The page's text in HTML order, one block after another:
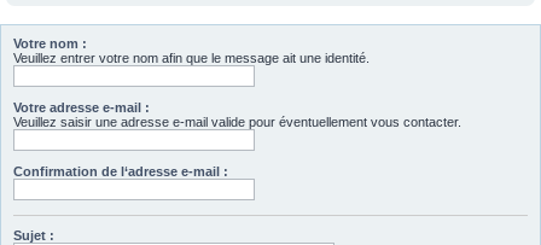
Votre nom :
Veuillez entrer votre nom afin que le message ait une identité.
Votre adresse e-mail :
Veuillez saisir une adresse e-mail valide pour éventuellement vous contacter.
Confirmation de l‘adresse e-mail :
Sujet :